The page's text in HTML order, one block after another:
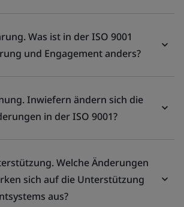
Was ist in der ISO 9001
und Engagement anders?
Inwiefern ändern sich die
in der ISO 9001?
Welche Änderungen
sich auf die Unterstützung
aus?